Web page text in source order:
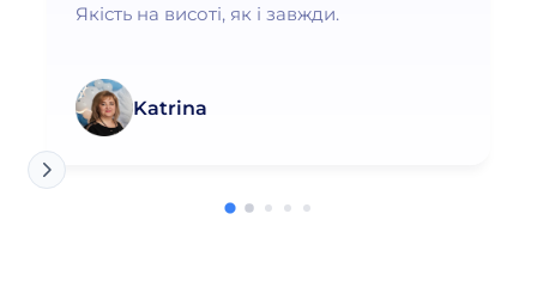
Якість на висоті, як і завжди.
Katrina